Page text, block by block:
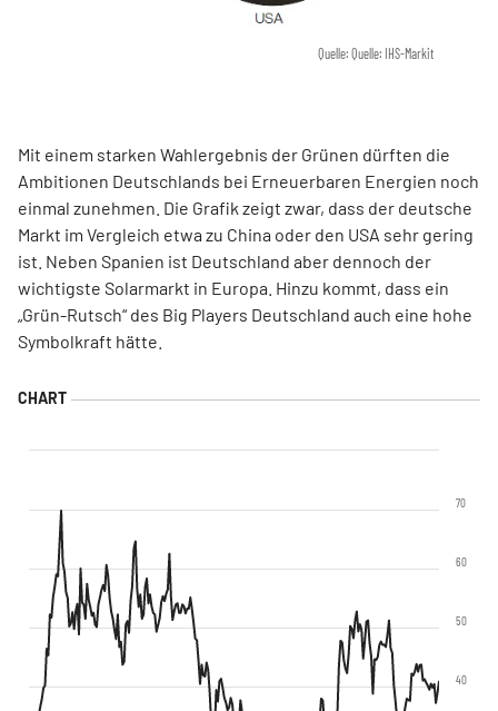
Quelle: Quelle: IHS-Markit
Mit einem starken Wahlergebnis der Grünen dürften die
Ambitionen Deutschlands bei Erneuerbaren Energien noch
einmal zunehmen. Die Grafik zeigt zwar, dass der deutsche
Markt im Vergleich etwa zu China oder den USA sehr gering
ist. Neben Spanien ist Deutschland aber dennoch der
wichtigste Solarmarkt in Europa. Hinzu kommt, dass ein
„Grün-Rutsch“ des Big Players Deutschland auch eine hohe
Symbolkraft hätte.
40
50
60
70